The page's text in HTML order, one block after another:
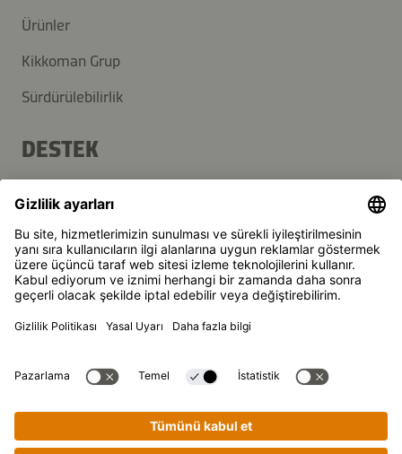
Ürünler
Kikkoman Grup
Sürdürülebilirlik
DESTEK
İletişim
Haber Bülteni
Kikkoman, Japon Kikkoman Corporation'ın, tescilli markasıdır.
Theodorstraße 180, 40472 Düsseldorf, Germany
Düsseldorf Yerel Mahkemesi Ticaret Sicilinde kayıtlı: HRB
Gizlilik ayarları
Künye
Veri Gizliligi